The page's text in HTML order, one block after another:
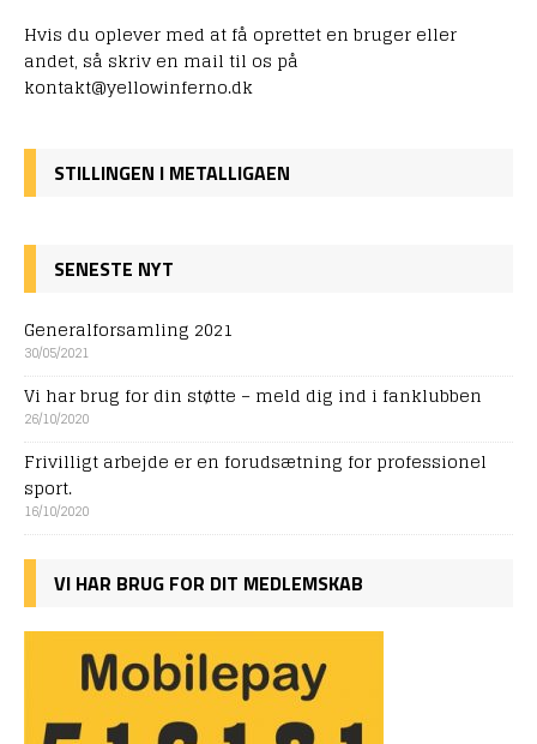
Hvis du oplever med at få oprettet en bruger eller
andet, så skriv en mail til os på
kontakt@yellowinferno.dk
STILLINGEN I METALLIGAEN
SENESTE NYT
Generalforsamling 2021
30/05/2021
Vi har brug for din støtte – meld dig ind i fanklubben
26/10/2020
Frivilligt arbejde er en forudsætning for professionel
sport.
16/10/2020
VI HAR BRUG FOR DIT MEDLEMSKAB